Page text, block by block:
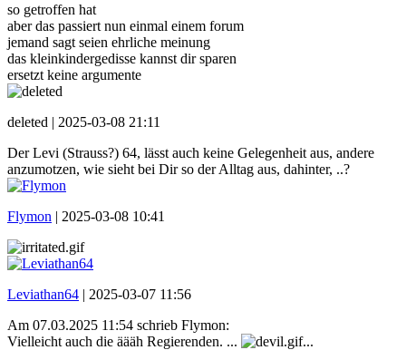
so getroffen hat
aber das passiert nun einmal einem forum
jemand sagt seien ehrliche meinung
das kleinkindergedisse kannst dir sparen
ersetzt keine argumente
deleted | 2025-03-08 21:11
Der Levi (Strauss?) 64, lässt auch keine Gelegenheit aus, andere
anzumotzen, wie sieht bei Dir so der Alltag aus, dahinter, ..?
Flymon | 2025-03-08 10:41
Leviathan64 | 2025-03-07 11:56
Am 07.03.2025 11:54 schrieb Flymon:
Vielleicht auch die äääh Regierenden. ...
...